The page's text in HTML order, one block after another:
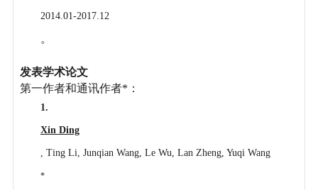
2014.01-2017.12
。
发表学术论文
第一作者和通讯作者*：
1.
Xin Ding
, Ting Li, Junqian Wang, Le Wu, Lan Zheng, Yuqi Wang
*